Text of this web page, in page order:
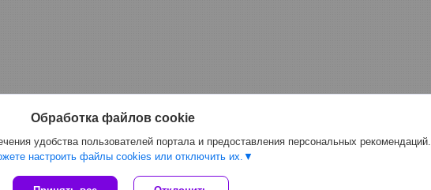
Обработка файлов cookie
удобства пользователей портала и предоставления персональных рекомендаций.
настроить файлы cookies или отключить их.